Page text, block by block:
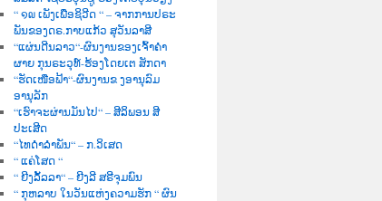
“ ໑໙ ເພັງເພື່ອຊິວີດ “ – ຈາກການປຣະ
ພັນຂອງດຣ.ກາບແກ້ວ ສຸວັນລາສີ
“ແຜ່ນດີນລາວ“-ຜົນງານຂອງເຈົ້າຄຳ
ຜາຍ ກຸນຣະວຸທ໌-ຮ້ອງໂດຍເຕ ສັກດາ
“ຮັດເໜືອຟ້າ“-ຜົນງານຂ ງອານຸລົມ
ອານຸລັກ
“ເຮົາຈະຜ່ານມັນໄປ“ – ສີລິພອນ ສີ
ປະເສີດ
“ໄທດຳລຳພັນ“ – ກ.ວິເສດ
“ ແຄ່ໂສດ “
“ ຍີງລັ້ລລາ“ – ຍີງລີ ສຣີຈຸມພົນ
“ ກຸຫລາບ ໃນວັນແຫ່ງຄວາມຮັກ “ ຜົນ